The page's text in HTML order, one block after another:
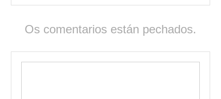
Os comentarios están pechados.